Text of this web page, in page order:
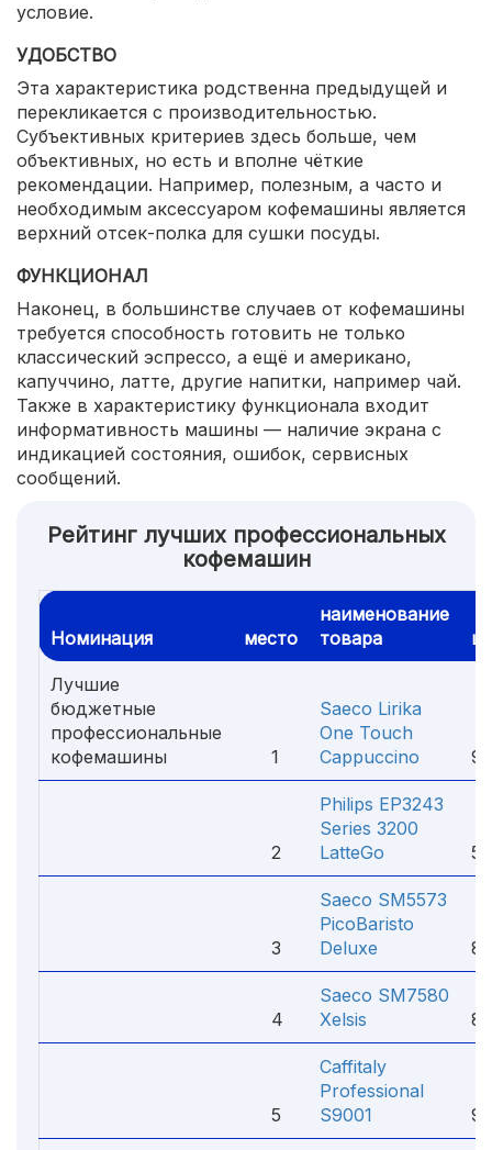
условие.
УДОБСТВО
Эта характеристика родственна предыдущей и
перекликается с производительностью.
Субъективных критериев здесь больше, чем
объективных, но есть и вполне чёткие
рекомендации. Например, полезным, а часто и
необходимым аксессуаром кофемашины является
верхний отсек-полка для сушки посуды.
ФУНКЦИОНАЛ
Наконец, в большинстве случаев от кофемашины
требуется способность готовить не только
классический эспрессо, а ещё и американо,
капуччино, латте, другие напитки, например чай.
Также в характеристику функционала входит
информативность машины — наличие экрана с
индикацией состояния, ошибок, сервисных
сообщений.
Рейтинг лучших профессиональных
кофемашин
Номинация место
наименование
товара
Лучшие
бюджетные
профессиональные
кофемашины
1
Saeco Lirika
One Touch
Cappuccino
2
Philips EP3243
Series 3200
LatteGo
3
Saeco SM5573
PicoBaristo
Deluxe
4
Saeco SM7580
Xelsis
5
Caffitaly
Professional
S9001